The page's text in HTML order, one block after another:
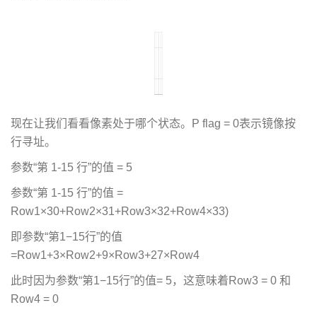
现在让我们看看像素处于哪个状态。P flag = 0表示镜像按
行寻址。
参数“第 1-15 行”的值 = 5
参数“第 1-15 行”的值 =
Row1×30+Row2×31+Row3×32+Row4×33)
即参数“第1−15行”的值
=Row1+3×Row2+9×Row3+27×Row4
此时因为参数“第1−15行”的值= 5，这意味着Row3 = 0 和
Row4 = 0